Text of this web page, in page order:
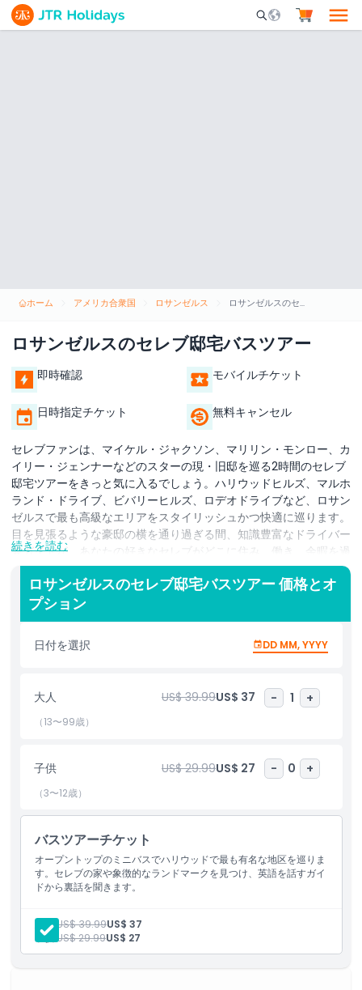
Mobile Search
ホーム アメリカ合衆国 ロサンゼルス ロサンゼルスのセレブ邸宅バスツアー
ロサンゼルスのセレブ邸宅バスツアー
即時確認 モバイルチケット
日時指定チケット 無料キャンセル
セレブファンは、マイケル・ジャクソン、マリリン・モンロー、カ
イリー・ジェンナーなどのスターの現・旧邸を巡る2時間のセレブ
邸宅ツアーをきっと気に入るでしょう。ハリウッドヒルズ、マルホ
ランド・ドライブ、ビバリーヒルズ、ロデオドライブなど、ロサン
ゼルスで最も高級なエリアをスタイリッシュかつ快適に巡ります。
目を見張るような豪邸の横を通り過ぎる間、知識豊富なドライバー
兼ガイドが、あなたの好きなセレブがどこに住み、働き、余暇を過
ごしているかについての最新情報、面白い話、インサイダー情報を
共有してくれます。自分で調べる手間をかけずに、ハリウッドの華
やかなライフスタイルを垣間見るのに最適な方法です。途中では、
数え切れないほどの映画やテレビ番組に登場した有名なランドマー
クや象徴的な通りも見ることができます。このツアーは、ロサンゼ
ルスで最も美しく高級なエリアを楽しみつつ、気楽で楽しい方法で
楽、映画、テレビのスターのファンであれば、裕福で有名な人々が
暮らす地区を見るユニークな機会を得られます。ロサンゼルスのス
ターが集う華やかな側面に興味がある人にとって、理想的なお出か
ハイライト
含まれるもの
子供／大人ポリシー
除外事項
続きを読む
ロサンゼルスのセレブ邸宅バスツアー 価格とオ
プション
日付を選択 DD MM, YYYY
大人 US$ 39.99US$ 37 - 1 +
（13〜99歳）
子供 US$ 29.99US$ 27 - 0 +
（3〜12歳）
バスツアーチケット
オープントップのミニバスでハリウッドで最も有名な地区を巡りま
す。セレブの家や象徴的なランドマークを見つけ、英語を話すガイ
ドから裏話を聞きます。
大人: US$ 39.99US$ 37
子供:
US$ 29.99US$ 27